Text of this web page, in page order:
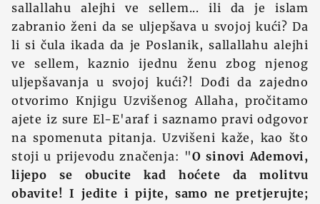
sallallahu alejhi ve sellem... ili da je islam
zabranio ženi da se uljepšava u svojoj kući? Da
li si čula ikada da je Poslanik, sallallahu alejhi
ve sellem, kaznio ijednu ženu zbog njenog
uljepšavanja u svojoj kući?! Dođi da zajedno
otvorimo Knjigu Uzvišenog Allaha, pročitamo
ajete iz sure El-E'araf i saznamo pravi odgovor
na spomenuta pitanja. Uzvišeni kaže, kao što
stoji u prijevodu značenja: "O sinovi Ademovi,
lijepo se obucite kad hoćete da molitvu
obavite! I jedite i pijte, samo ne pretjerujte;